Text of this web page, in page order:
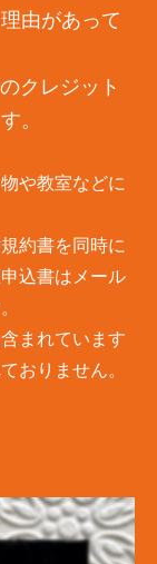
由があって
クレジット
。
や教室などに
約書を同時に
込書はメール
まれています
おりません。